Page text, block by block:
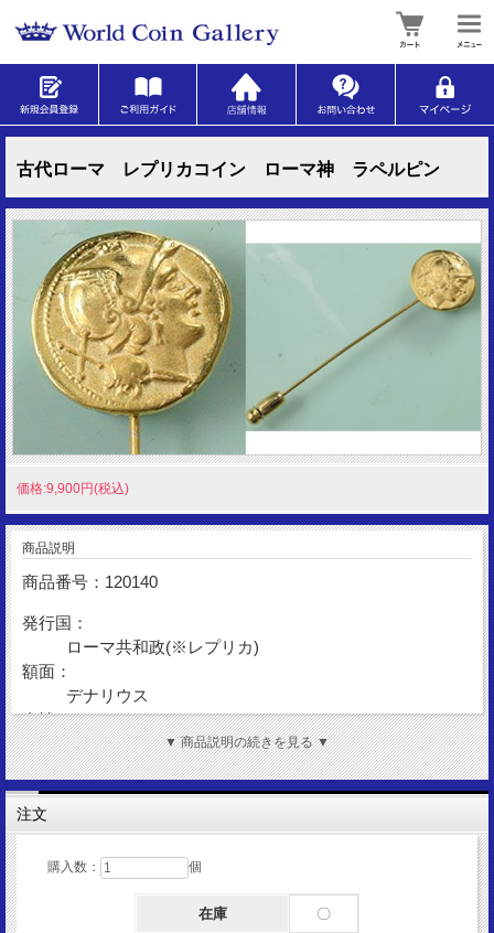
古代ローマ レプリカコイン ローマ神 ラペルピン
価格:9,900円(税込)
商品説明
商品番号：120140
発行国：
ローマ共和政(※レプリカ)
額面：
デナリウス
金性：
SV925(金メッキ)
表面図柄：
裏面図柄：
双子神ディオスクリ
18mm×16mm（コイン部分）
▼ 商品説明の続きを見る ▼
注文
購入数： 個
在庫 〇